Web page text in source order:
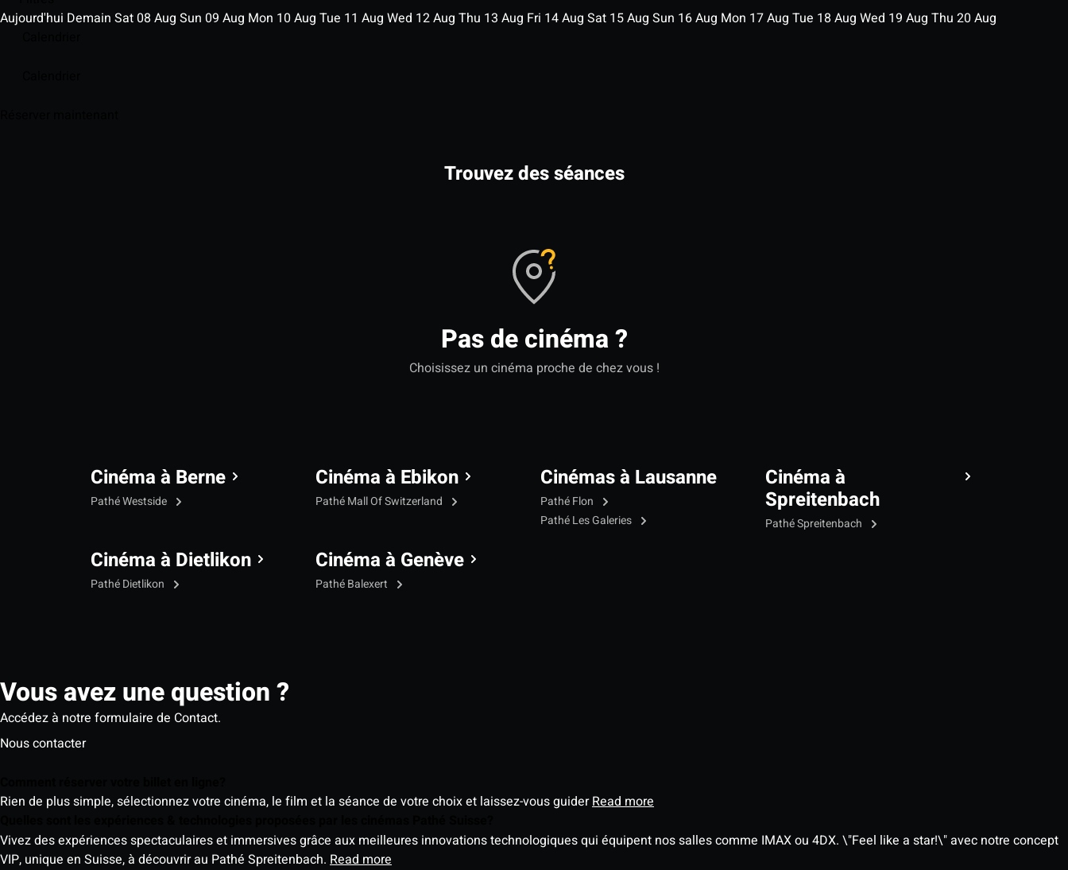
Aujourd'hui Demain Sat 08 Aug Sun 09 Aug Mon 10 Aug Tue 11 Aug Wed 12Aug Thu 13 Aug Fri 14Aug Sat 15Aug Sun 16Aug Mon 17Aug Tue 18 Aug Wed 19 Aug Thu 20 Aug
Trouvez des séances
Pas de cinéma ?
Choisissez un cinéma proche de chez vous !
Cinéma à Berne
Pathé Westside
Cinéma à Dietlikon
Pathé Dietlikon
Cinéma à Ebikon
Pathé Mall Of Switzerland
Cinéma à Genève
Pathé Balexert
Cinémas à Lausanne
Pathé Flon
Pathé Les Galeries
Cinéma à
Spreitenbach
Pathé Spreitenbach
Vous avez une question ?
Accédez à notre formulaire de Contact.
Nous contacter
Rien de plus simple, sélectionnez votre cinéma, le film et la séance de votre choix et laissez-vous guiderRead more
Vivez des expériences spectaculaires et immersives grâce aux meilleures innovations technologiques qui équipent nos salles comme IMAX ou 4DX. \"Feel like a star!\" avec notre concept
VIP, unique en Suisse, à découvrir au Pathé Spreitenbach. Read more